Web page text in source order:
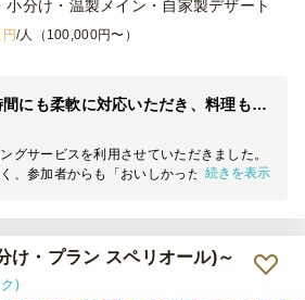
小分け・温製メイン・自家製デザート
円/人（100,000円〜）
限られた準備時間にも柔軟に対応いただき、料理も大変好評でした
グサービスを利用させていただきました。
、参加者からも「おいしかった」「内容が
助かりました。開催中のサーブ、終了後の
ムーズで、運営側としても安心して会を進
料理の品質、当日の対応力、スタッフの
続きを表示
け・プラン スペリオール)～
)